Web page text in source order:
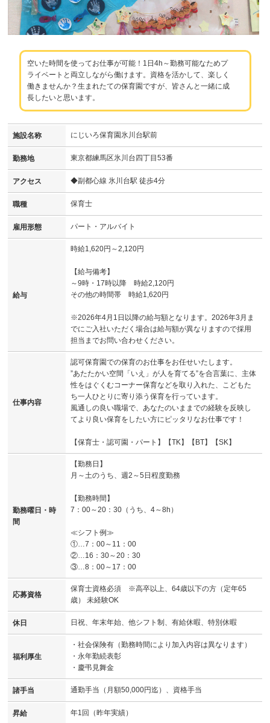
空いた時間を使ってお仕事が可能！1日4h～勤務可能なためプ
ライベートと両立しながら働けます。資格を活かして、楽しく
働きませんか？生まれたての保育園ですが、皆さんと一緒に成
長したいと思います。
施設名称 にじいろ保育園氷川台駅前
勤務地 東京都練馬区氷川台四丁目53番
アクセス ◆副都心線 氷川台駅 徒歩4分
職種 保育士
雇用形態 パート・アルバイト
給与
時給1,620円～2,120円
【給与備考】
～9時・17時以降 時給2,120円
その他の時間帯 時給1,620円
※2026年4月1日以降の給与額となります。2026年3月ま
でにご入社いただく場合は給与額が異なりますので採用
担当までお問い合わせください。
仕事内容
認可保育園での保育のお仕事をお任せいたします。
”あたたかい空間「いえ」が人を育てる”を合言葉に、主体
性をはぐくむコーナー保育などを取り入れた、こどもた
ち一人ひとりに寄り添う保育を行っています。
風通しの良い職場で、あなたのいままでの経験を反映し
てより良い保育をしたい方にピッタリなお仕事です！
【保育士・認可園・パート】【TK】【BT】【SK】
勤務曜日・時
間
【勤務日】
月～土のうち、週2～5日程度勤務
【勤務時間】
7：00～20：30（うち、4～8h）
≪シフト例≫
①…7：00～11：00
②…16：30～20：30
③…8：00～17：00
応募資格
保育士資格必須 ※高卒以上、64歳以下の方（定年65
歳） 未経験OK
休日 日祝、年末年始、他シフト制、有給休暇、特別休暇
福利厚生
・社会保険有（勤務時間により加入内容は異なります）
・永年勤続表彰
・慶弔見舞金
諸手当 通勤手当（月額50,000円迄）、資格手当
昇給 年1回（昨年実績）